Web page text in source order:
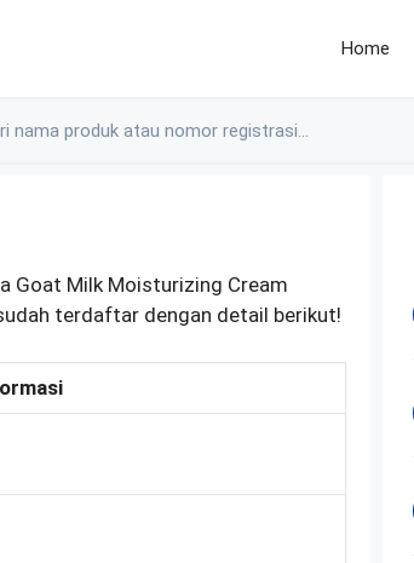
Home
Goat Milk Moisturizing Cream
terdaftar dengan detail berikut!